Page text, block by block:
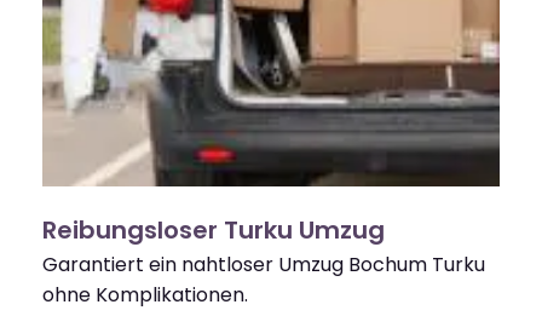
Reibungsloser Turku Umzug
Garantiert ein nahtloser Umzug Bochum Turku
ohne Komplikationen.